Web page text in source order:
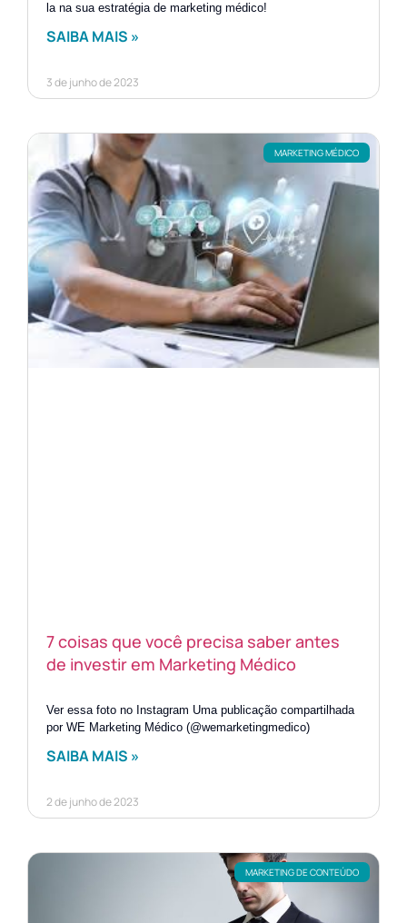
la na sua estratégia de marketing médico!
SAIBA MAIS »
3 de junho de 2023
MARKETING MÉDICO
7 coisas que você precisa saber antes
de investir em Marketing Médico
Ver essa foto no Instagram Uma publicação compartilhada
por WE Marketing Médico (@wemarketingmedico)
SAIBA MAIS »
2 de junho de 2023
MARKETING DE CONTEÚDO